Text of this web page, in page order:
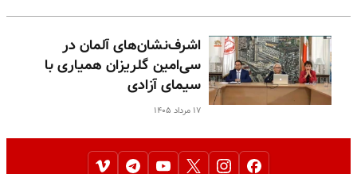
اشرف‌نشان‌های آلمان در
سی‌امین گلریزان همیاری با
سیمای آزادی
۱۷ مرداد ۱۴۰۵